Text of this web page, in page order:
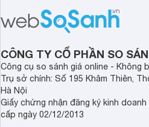
CÔNG TY CỔ PHẦN SO
Công cụ so sánh giá online - Không
Trụ sở chính: Số 195 Khâm Thiên,
Hà Nội
Giấy chứng nhận đăng ký kinh doanh
cấp ngày 02/12/2013